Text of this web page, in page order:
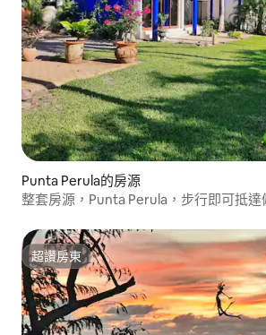
Punta Perula的房源
整套房源，Punta Perula，步行即可抵達
超讚房東
超讚房東